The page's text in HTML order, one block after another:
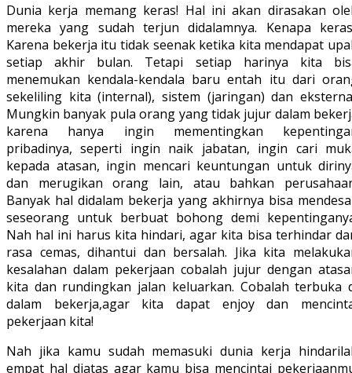
Dunia kerja memang keras! Hal ini akan dirasakan
mereka yang sudah terjun didalamnya. Kenapa
Karena bekerja itu tidak seenak ketika kita mendapat
setiap akhir bulan. Tetapi setiap harinya kita
menemukan kendala-kendala baru entah itu dari
sekeliling kita (internal), sistem (jaringan) dan
Mungkin banyak pula orang yang tidak jujur dalam
karena hanya ingin mementingkan
pribadinya, seperti ingin naik jabatan, ingin cari
kepada atasan, ingin mencari keuntungan untuk
dan merugikan orang lain, atau bahkan
Banyak hal didalam bekerja yang akhirnya bisa
seseorang untuk berbuat bohong demi
Nah hal ini harus kita hindari, agar kita bisa terhindar
rasa cemas, dihantui dan bersalah. Jika kita
kesalahan dalam pekerjaan cobalah jujur dengan
kita dan rundingkan jalan keluarkan. Cobalah terbuka
dalam bekerja,agar kita dapat enjoy dan
pekerjaan kita!
Nah jika kamu sudah memasuki dunia kerja
empat hal diatas agar kamu bisa mencintai